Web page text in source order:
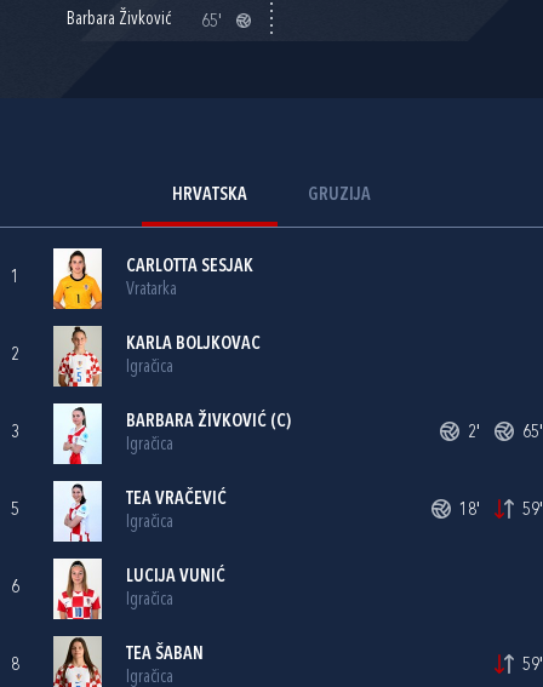
Barbara Živković
65'
HRVATSKA GRUZIJA
1
CARLOTTA SESJAK
Vratarka
2
KARLA BOLJKOVAC
Igračica
3
BARBARA ŽIVKOVIĆ (C)
Igračica
2' 65'
5
TEA VRAČEVIĆ
Igračica
18' 59'
6
LUCIJA VUNIĆ
Igračica
8
TEA ŠABAN
Igračica
59'